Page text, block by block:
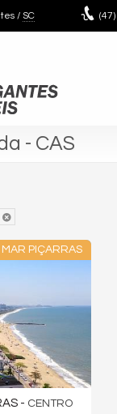
/ SC (47)
- CAS
MAR PIÇARRAS
- CENTRO